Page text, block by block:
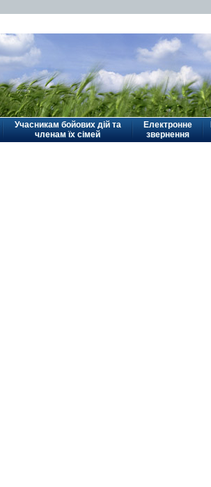
Учасникам бойових дій та
членам їх сімей
Електронне
звернення